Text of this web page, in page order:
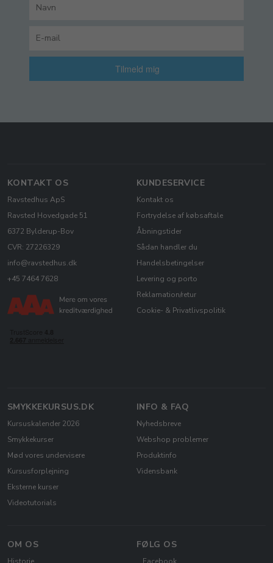
Tilmeld mig
KONTAKT OS
Ravstedhus ApS
Ravsted Hovedgade 51
6372 Bylderup-Bov
CVR: 27226329
info@ravstedhus.dk
+45 7464 7628
KUNDESERVICE
Kontakt os
Fortrydelse af købsaftale
Åbningstider
Sådan handler du
Handelsbetingelser
Levering og porto
Reklamation/retur
Cookie- & Privatlivspolitik
SMYKKEKURSUS.DK
Kursuskalender 2026
Smykkekurser
Mød vores undervisere
Kursusforplejning
Eksterne kurser
Videotutorials
INFO & FAQ
Nyhedsbreve
Webshop problemer
Produktinfo
Vidensbank
OM OS FØLG OS